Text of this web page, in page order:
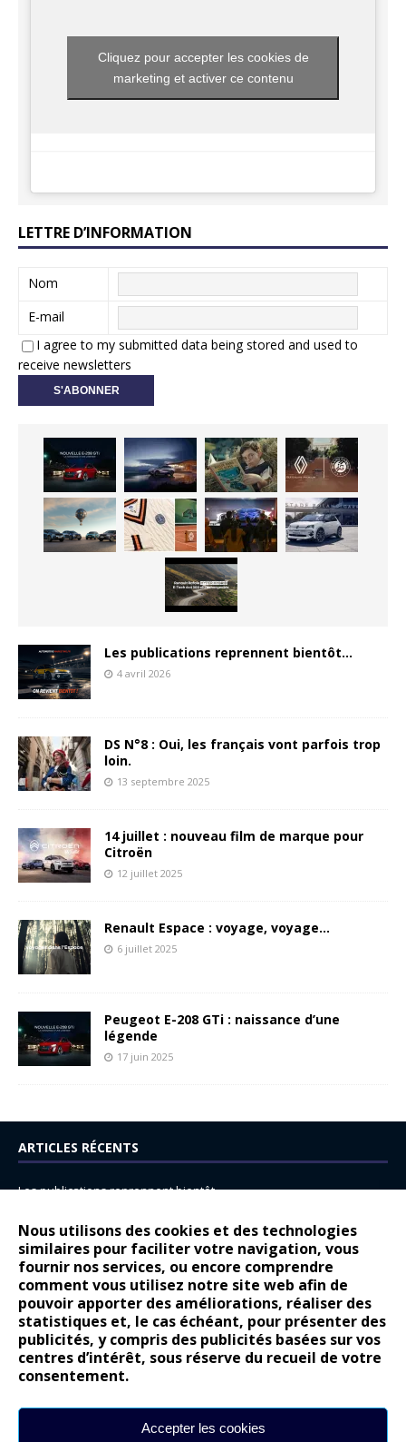
Nous utilisons des cookies et des technologies
similaires pour faciliter votre navigation, vous
fournir nos services, ou encore comprendre
comment vous utilisez notre site web afin de
pouvoir apporter des améliorations, réaliser des
statistiques et, le cas échéant, pour présenter des
publicités, y compris des publicités basées sur vos
centres d’intérêt, sous réserve du recueil de votre
consentement.
Accepter les cookies
Cliquez pour accepter les cookies de
marketing et activer ce contenu
LETTRE D’INFORMATION
Nom
E-mail
I agree to my submitted data being stored and used to
receive newsletters
Les publications reprennent bientôt…
4 avril 2026
DS N°8 : Oui, les français vont parfois trop
loin.
13 septembre 2025
14 juillet : nouveau film de marque pour
Citroën
12 juillet 2025
Renault Espace : voyage, voyage…
6 juillet 2025
Peugeot E-208 GTi : naissance d’une
légende
17 juin 2025
ARTICLES RÉCENTS
Les publications reprennent bientôt…
14 juillet : nouveau film de marque pour Citroën
Renault Espace : voyage, voyage…
Peugeot E-208 GTi : naissance d’une légende
COMMENTAIRES RÉCENTS
Bernard Dardartdans
Gilly